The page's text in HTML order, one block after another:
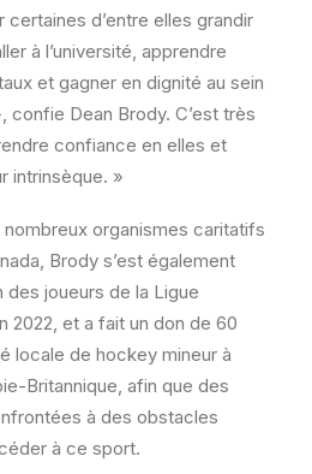
d’entre elles grandir
à l’université, apprendre
et gagner en dignité au sein
confie Dean Brody. C’est très
confiance en elles et
intrinsèque. »
organismes caritatifs
Brody s’est également
des joueurs de la Ligue
2022, et a fait un don de 60
locale de hockey mineur à
Britannique, afin que des
à des obstacles
à ce sport.